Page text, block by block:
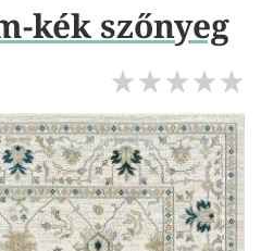
PADLÓ
kék szőnyeg